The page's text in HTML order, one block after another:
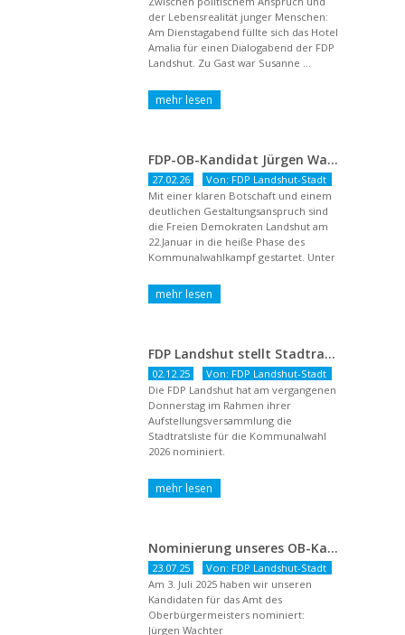
der Lebensrealität junger Menschen:
Am Dienstagabend füllte sich das Hotel
Amalia für einen Dialogabend der FDP
Landshut. Zu Gast war Susanne ...
FDP-OB-Kandidat Jürgen Wachter: „Politik auf Pump ist unsozial“
27.02.26
Von: FDP Landshut-Stadt
Mit einer klaren Botschaft und einem
deutlichen Gestaltungsanspruch sind
die Freien Demokraten Landshut am
22.Januar in die heiße Phase des
Kommunalwahlkampf gestartet. Unter
FDP Landshut stellt Stadtratsliste für 2026 auf – OB-Kandidat Jürgen Wachter betont Gestaltungsanspruch und liberale Zukunftsvision
02.12.25
Von: FDP Landshut-Stadt
Die FDP Landshut hat am vergangenen
Donnerstag im Rahmen ihrer
Aufstellungsversammlung die
Stadtratsliste für die Kommunalwahl
2026 nominiert.
Nominierung unseres OB-Kandidaten
23.07.25
Von: FDP Landshut-Stadt
Am 3. Juli 2025 haben wir unseren
Kandidaten für das Amt des
Oberbürgermeisters nominiert:
Jürgen Wachter